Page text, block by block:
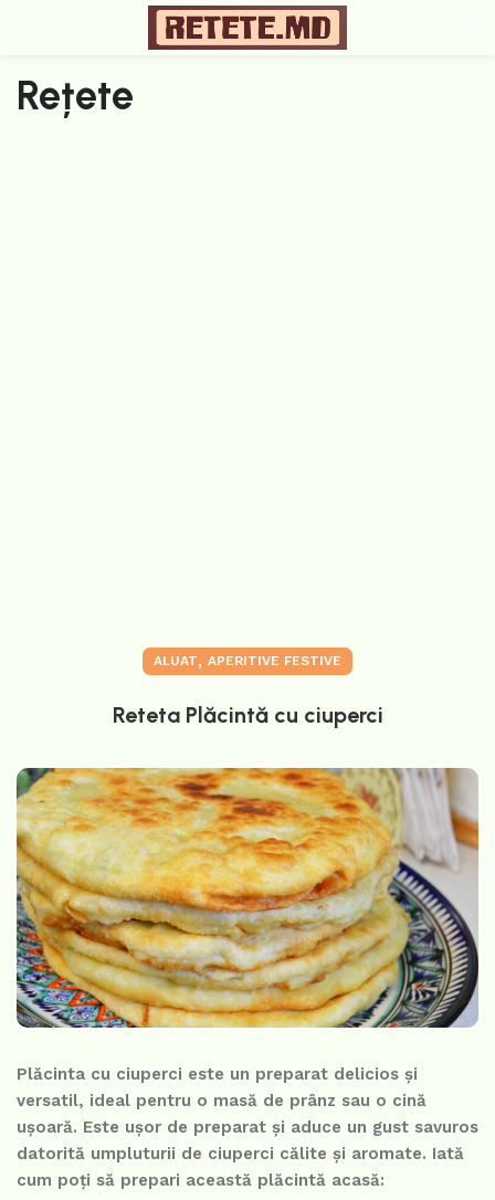
Rețete
ALUAT, APERITIVE FESTIVE
Reteta Plăcintă cu ciuperci
Plăcinta cu ciuperci este un preparat delicios și
versatil, ideal pentru o masă de prânz sau o cină
ușoară. Este ușor de preparat și aduce un gust savuros
datorită umpluturii de ciuperci călite și aromate. Iată
cum poți să prepari această plăcintă acasă: